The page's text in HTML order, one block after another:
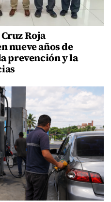
Roja
nueve años de
prevención y la